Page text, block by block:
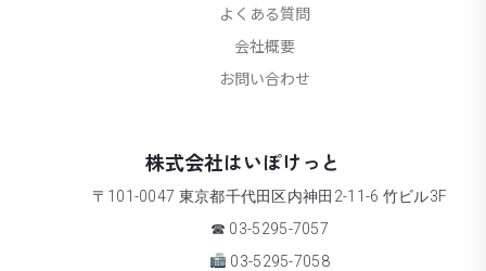
よくある質問
会社概要
お問い合わせ
株式会社はいぽけっと
〒101-0047 東京都千代田区内神田2-11-6 竹ビル3F
☎ 03-5295-7057
03-5295-7058